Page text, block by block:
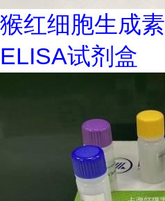
猴红细胞生成
ELISA试剂盒